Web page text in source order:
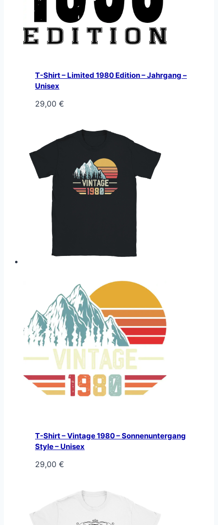
T-Shirt – Limited 1980 Edition – Jahrgang –
Unisex
29,00 €
T-Shirt – Vintage 1980 – Sonnenuntergang
Style – Unisex
29,00 €